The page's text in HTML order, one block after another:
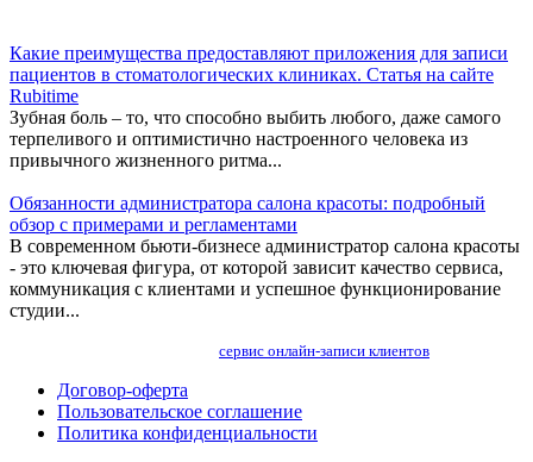
Какие преимущества предоставляют приложения для записи
пациентов в стоматологических клиниках. Статья на сайте
Rubitime
Зубная боль – то, что способно выбить любого, даже самого
терпеливого и оптимистично настроенного человека из
привычного жизненного ритма...
Обязанности администратора салона красоты: подробный
обзор с примерами и регламентами
В современном бьюти-бизнесе администратор салона красоты
- это ключевая фигура, от которой зависит качество сервиса,
коммуникация с клиентами и успешное функционирование
студии...
сервис онлайн-записи клиентов
Договор-оферта
Пользовательское соглашение
Политика конфиденциальности